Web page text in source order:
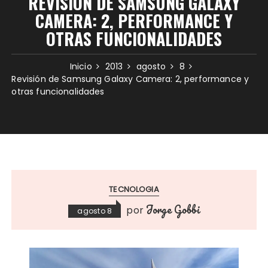
CAMERA: 2, PERFORMANCE Y
OTRAS FUNCIONALIDADES
Inicio 2013 agosto
8
Revisión de Samsung Galaxy Camera: 2, performance y
otras funcionalidades
TECNOLOGIA
agosto 8 por Jorge Gobbi